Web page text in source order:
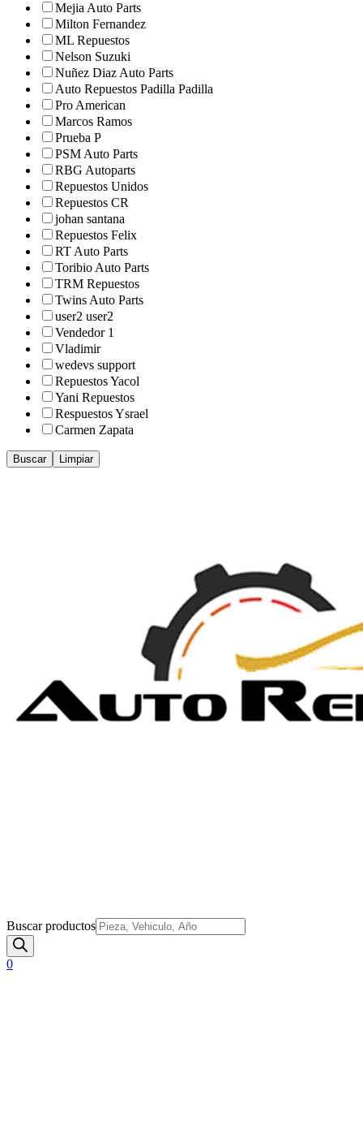
Mejia Auto Parts
Milton Fernandez
ML Repuestos
Nelson Suzuki
Nuñez Diaz Auto Parts
Auto Repuestos Padilla Padilla
Pro American
Marcos Ramos
Prueba P
PSM Auto Parts
RBG Autoparts
Repuestos Unidos
Repuestos CR
johan santana
Repuestos Felix
RT Auto Parts
Toribio Auto Parts
TRM Repuestos
Twins Auto Parts
user2 user2
Vendedor 1
Vladimir
wedevs support
Repuestos Yacol
Yani Repuestos
Respuestos Ysrael
Carmen Zapata
Buscar Limpiar
Buscar productos
0